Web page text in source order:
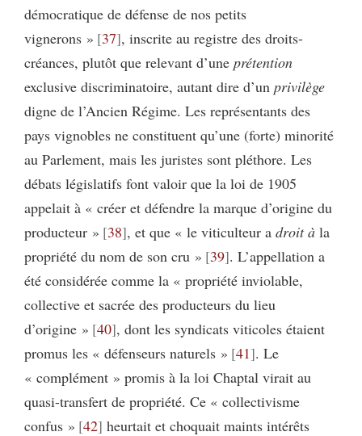
démocratique de défense de nos petits
vignerons » 37 , inscrite au registre des droits-
créances, plutôt que relevant d’une prétention
exclusive discriminatoire, autant dire d’un privilège
digne de l’Ancien Régime. Les représentants des
pays vignobles ne constituent qu’une (forte) minorité
au Parlement, mais les juristes sont pléthore. Les
débats législatifs font valoir que la loi de 1905
appelait à « créer et défendre la marque d’origine du
producteur » 38 , et que « le viticulteur a droit àla
propriété du nom de son cru » 39 . L’appellation a
été considérée comme la « propriété inviolable,
collective et sacrée des producteurs du lieu
d’origine » 40 , dont les syndicats viticoles étaient
promus les « défenseurs naturels » 41 . Le
« complément » promis à la loi Chaptal virait au
quasi-transfert de propriété. Ce « collectivisme
confus » 42 heurtait et choquait maints intérêts